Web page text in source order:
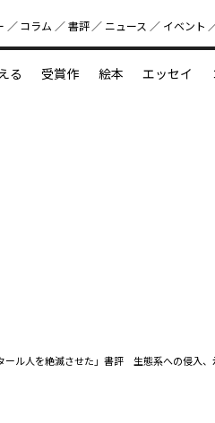
好書好日
コラム 書評 ニュース イベント
る 受賞作 絵本 エッセイ
ール人を絶滅させた」書評 生態系への侵入